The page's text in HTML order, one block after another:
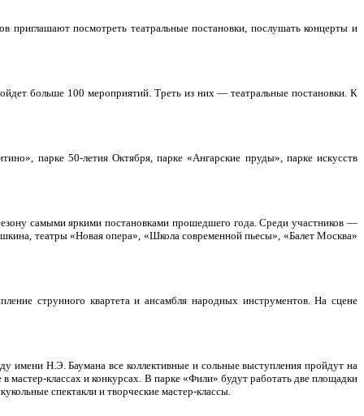
посмотреть театральные постановки, послушать концерты и
больше 100 мероприятий. Треть из них — театральные постановки. К
парке 50-летия Октября, парке «Ангарские пруды», парке искусств
самыми яркими постановками прошедшего года. Среди участников —
театры «Новая опера», «Школа современной пьесы», «Балет Москва»
струнного квартета и ансамбля народных инструментов. На сцене
имени Н.Э. Баумана все коллективные и сольные выступления пройдут на
мастер-классах и конкурсах. В парке «Фили» будут работать две площадки
спектакли и творческие мастер-классы.